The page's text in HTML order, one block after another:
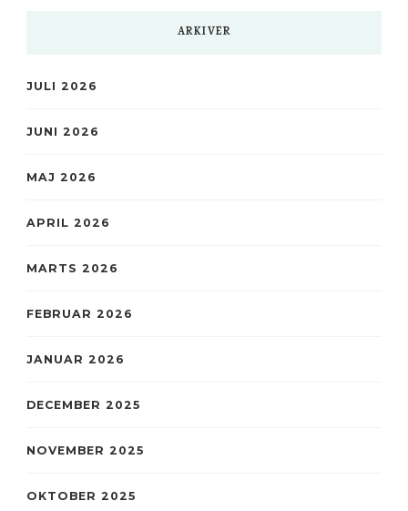
ARKIVER
JULI 2026
JUNI 2026
MAJ 2026
APRIL 2026
MARTS 2026
FEBRUAR 2026
JANUAR 2026
DECEMBER 2025
NOVEMBER 2025
OKTOBER 2025